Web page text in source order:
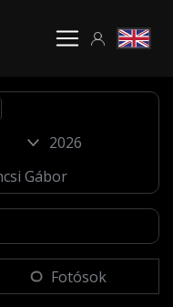
Fotósok